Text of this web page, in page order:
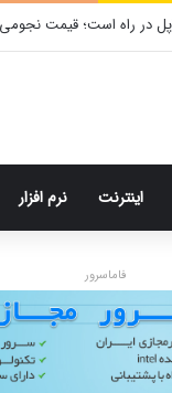
در راه است؛ قیمت
اینترنت نرم افزار
فاماسرور